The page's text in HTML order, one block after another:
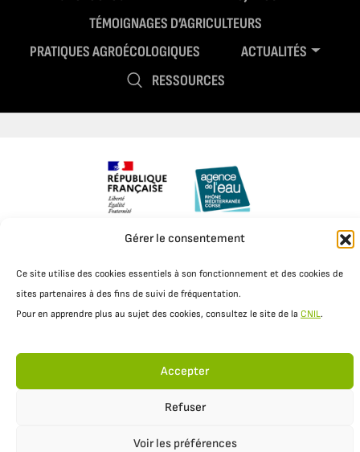
Gérer le consentement
Ce site utilise des cookies essentiels à son fonctionnement et des cookies de
sites partenaires à des fins de suivi de fréquentation.
Pour en apprendre plus au sujet des cookies, consultez le site de la CNIL.
Accepter
Refuser
Voir les préférences
TÉMOIGNAGES D’AGRICULTEURS
PRATIQUES AGROÉCOLOGIQUES
ACTUALITÉS
RESSOURCES